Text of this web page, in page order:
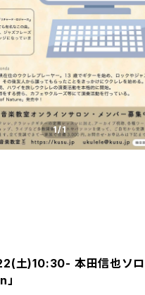
1/1
22(土)10:30- 本田信也ソ